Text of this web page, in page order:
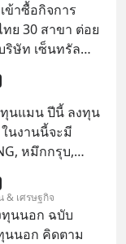
ข้าซื้อกิจการ
ย 30 สาขา ต่อย
ริษัท เซ็นทรัล
ย์ฯ ว่า บริษัท
(CFR) ซึ่งเป็น
ทั้งทางตรงและ
นแมน ปีนี้ ลงทุน
นงานนี้จะมี
หมึกกรุบ,
อิชิตัน
งธุรกิจ
& เศรษฐกิจ
นนอก ฉบับ
นนอก คิดตาม